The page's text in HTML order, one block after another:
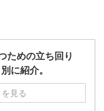
ための立ち回り
に紹介。
見る